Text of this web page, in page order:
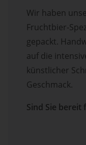
Wir haben
Fruchtbier-
gepackt.
auf die
künstlicher
Geschmack.
Sind Sie